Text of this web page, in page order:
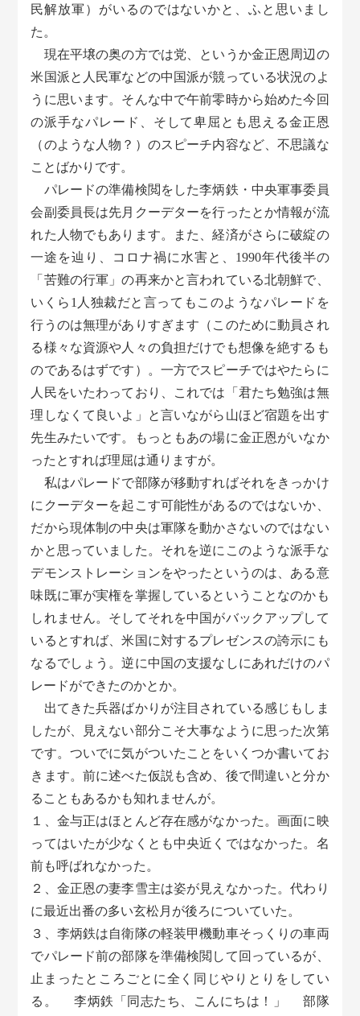
民解放軍）がいるのではないかと、ふと思いまし
た。
現在平壌の奥の方では党、というか金正恩周辺の
米国派と人民軍などの中国派が競っている状況のよ
うに思います。そんな中で午前零時から始めた今回
の派手なパレード、そして卑屈とも思える金正恩
（のような人物？）のスピーチ内容など、不思議な
ことばかりです。
パレードの準備検閲をした李炳鉄・中央軍事委員
会副委員長は先月クーデターを行ったとか情報が流
れた人物でもあります。また、経済がさらに破綻の
一途を辿り、コロナ禍に水害と、1990年代後半の
「苦難の行軍」の再来かと言われている北朝鮮で、
いくら1人独裁だと言ってもこのようなパレードを
行うのは無理がありすぎます（このために動員され
る様々な資源や人々の負担だけでも想像を絶するも
のであるはずです）。一方でスピーチではやたらに
人民をいたわっており、これでは「君たち勉強は無
理しなくて良いよ」と言いながら山ほど宿題を出す
先生みたいです。もっともあの場に金正恩がいなか
ったとすれば理屈は通りますが。
私はパレードで部隊が移動すればそれをきっかけ
にクーデターを起こす可能性があるのではないか、
だから現体制の中央は軍隊を動かさないのではない
かと思っていました。それを逆にこのような派手な
デモンストレーションをやったというのは、ある意
味既に軍が実権を掌握しているということなのかも
しれません。そしてそれを中国がバックアップして
いるとすれば、米国に対するプレゼンスの誇示にも
なるでしょう。逆に中国の支援なしにあれだけのパ
レードができたのかとか。
出てきた兵器ばかりが注目されている感じもしま
したが、見えない部分こそ大事なように思った次第
です。ついでに気がついたことをいくつか書いてお
きます。前に述べた仮説も含め、後で間違いと分か
ることもあるかも知れませんが。
１、金与正はほとんど存在感がなかった。画面に映
ってはいたが少なくとも中央近くではなかった。名
前も呼ばれなかった。
２、金正恩の妻李雪主は姿が見えなかった。代わり
に最近出番の多い玄松月が後ろについていた。
３、李炳鉄は自衛隊の軽装甲機動車そっくりの車両
でパレード前の部隊を準備検閲して回っているが、
止まったところごとに全く同じやりとりをしてい
る。 李炳鉄「同志たち、こんにちは！」 部隊